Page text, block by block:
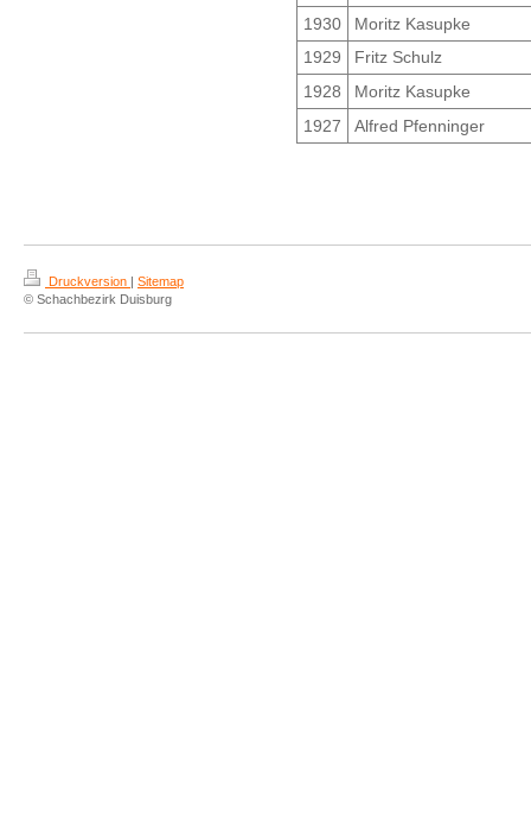
1930
Moritz Kasupke
1929
Fritz Schulz
1928
Moritz Kasupke
1927
Alfred Pfenninger
Druckversion | Sitemap
© Schachbezirk Duisburg